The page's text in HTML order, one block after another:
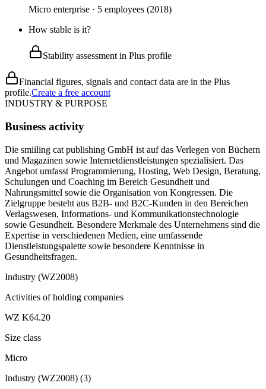
Micro enterprise · 5 employees (2018)
How stable is it?
Stability assessment in Plus profile
Financial figures, signals and contact data are in the Plus
profile.Create a free account
INDUSTRY & PURPOSE
Business activity
Die smiiling cat publishing GmbH ist auf das Verlegen von Büchern
und Magazinen sowie Internetdienstleistungen spezialisiert. Das
Angebot umfasst Programmierung, Hosting, Web Design, Beratung,
Schulungen und Coaching im Bereich Gesundheit und
Nahrungsmittel sowie die Organisation von Kongressen. Die
Zielgruppe besteht aus B2B- und B2C-Kunden in den Bereichen
Verlagswesen, Informations- und Kommunikationstechnologie
sowie Gesundheit. Besondere Merkmale des Unternehmens sind die
Expertise in verschiedenen Medien, eine umfassende
Dienstleistungspalette sowie besondere Kenntnisse in
Gesundheitsfragen.
Industry (WZ2008)
Activities of holding companies
WZ K64.20
Size class
Micro
Industry (WZ2008) (3)